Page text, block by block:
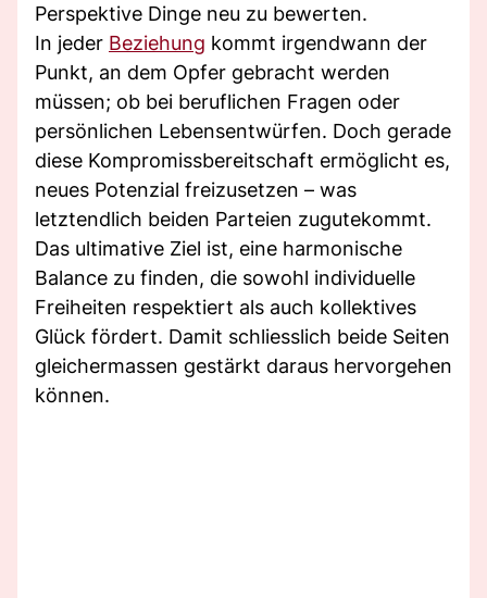
Perspektive Dinge neu zu bewerten.
In jeder Beziehung kommt irgendwann der
Punkt, an dem Opfer gebracht werden
müssen; ob bei beruflichen Fragen oder
persönlichen Lebensentwürfen. Doch gerade
diese Kompromissbereitschaft ermöglicht es,
neues Potenzial freizusetzen – was
letztendlich beiden Parteien zugutekommt.
Das ultimative Ziel ist, eine harmonische
Balance zu finden, die sowohl individuelle
Freiheiten respektiert als auch kollektives
Glück fördert. Damit schliesslich beide Seiten
gleichermassen gestärkt daraus hervorgehen
können.